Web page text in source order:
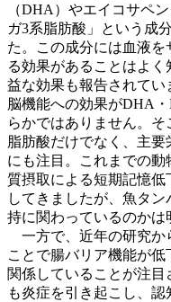
（DHA）やエイコサペ
ガ3系脂肪酸」という成
た。この成分には血液
る効果があることはよ
益な効果も報告されてい
脳機能への効果がDHA
らかではありません。
脂肪酸だけでなく、主要
にも注目。これまでの
質摂取による短期記憶
してきましたが、魚タ
持に関わっているのかは
一方で、近年の研究か
ことで腸バリア機能が
関係していることが注
も炎症を引き起こし、